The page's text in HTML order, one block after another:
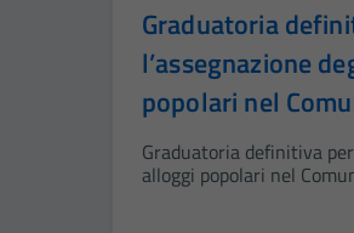
Graduatoria
l’assegnazione
popolari nel
Graduatoria definitiva
alloggi popolari nel